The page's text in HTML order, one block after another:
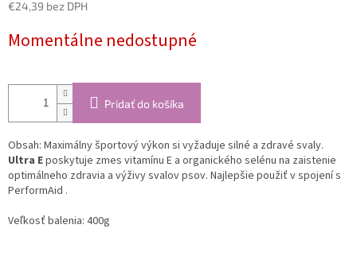
€24,39 bez DPH
cena:
Momentálne nedostupné
Pridať do košíka
Obsah: Maximálny športový výkon si vyžaduje silné a zdravé svaly.
Ultra Eposkytuje zmes vitamínu E a organického selénu na zaistenie
optimálneho zdravia a výživy svalov psov. Najlepšie použiť v spojení s
PerformAid .
Veľkosť balenia: 400g